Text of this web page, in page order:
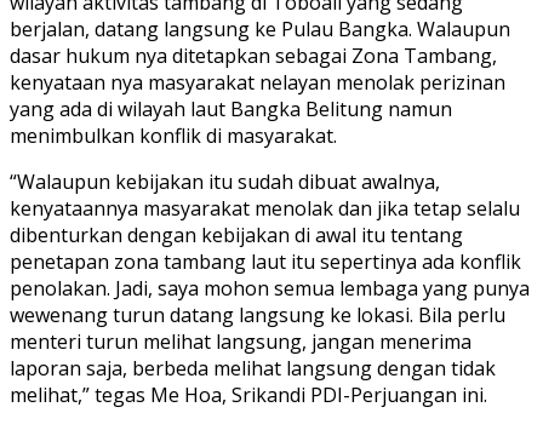
berjalan, datang langsung ke Pulau Bangka. Walaupun
dasar hukum nya ditetapkan sebagai Zona Tambang,
kenyataan nya masyarakat nelayan menolak perizinan
yang ada di wilayah laut Bangka Belitung namun
menimbulkan konflik di masyarakat.
“Walaupun kebijakan itu sudah dibuat awalnya,
kenyataannya masyarakat menolak dan jika tetap selalu
dibenturkan dengan kebijakan di awal itu tentang
penetapan zona tambang laut itu sepertinya ada konflik
penolakan. Jadi, saya mohon semua lembaga yang punya
wewenang turun datang langsung ke lokasi. Bila perlu
menteri turun melihat langsung, jangan menerima
laporan saja, berbeda melihat langsung dengan tidak
melihat,” tegas Me Hoa, Srikandi PDI-Perjuangan ini.